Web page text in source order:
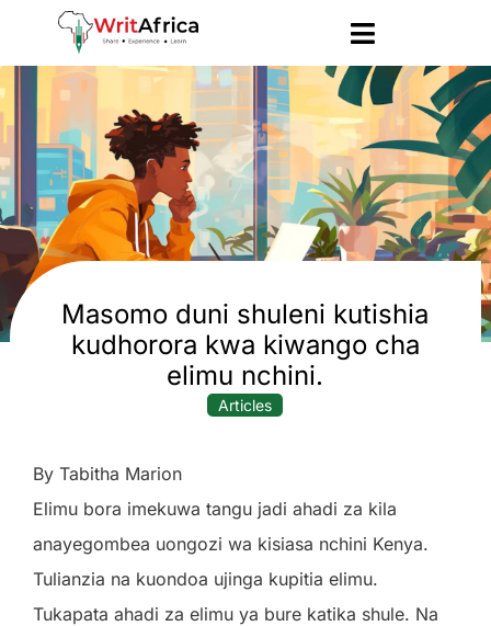
Masomo duni shuleni kutishia
kudhorora kwa kiwango cha
elimu nchini.
Articles
By Tabitha Marion
Elimu bora imekuwa tangu jadi ahadi za kila
anayegombea uongozi wa kisiasa nchini Kenya.
Tulianzia na kuondoa ujinga kupitia elimu.
Tukapata ahadi za elimu ya bure katika shule. Na